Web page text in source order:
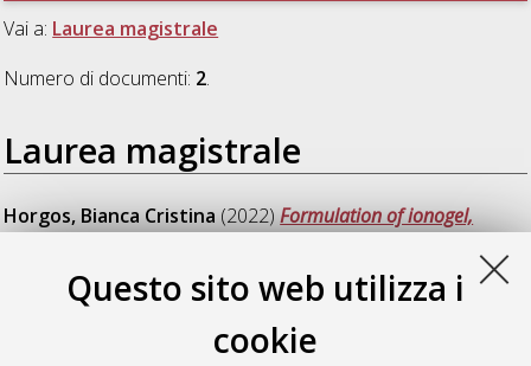
Questo sito web utilizza i
cookie
Vai a: Laurea magistrale
Numero di documenti: 2.
Laurea magistrale
Horgos, Bianca Cristina(2022)Formulation of ionogel,
hydrogel and films using a cellulose rich solid obtained from
Corso di Studio inChimica industriale [LM-DM270],